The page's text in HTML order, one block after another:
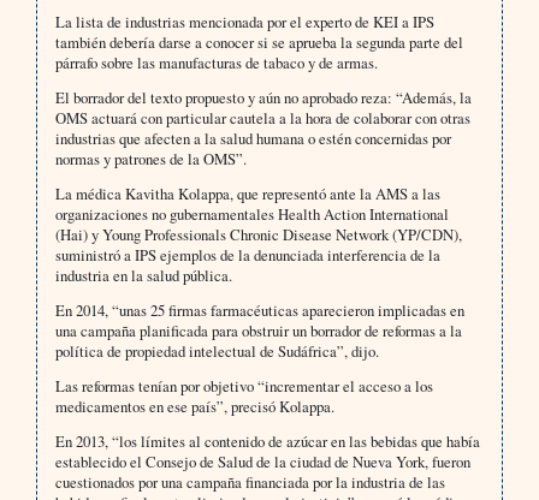
La lista de industrias mencionada por el experto de KEI a IPS
también debería darse a conocer si se aprueba la segunda parte del
párrafo sobre las manufacturas de tabaco y de armas.
El borrador del texto propuesto y aún no aprobado reza: “Además, la
OMS actuará con particular cautela a la hora de colaborar con otras
industrias que afecten a la salud humana o estén concernidas por
normas y patrones de la OMS”.
La médica Kavitha Kolappa, que representó ante la AMS a las
organizaciones no gubernamentales Health Action International
(Hai) y Young Professionals Chronic Disease Network (YP/CDN),
suministró a IPS ejemplos de la denunciada interferencia de la
industria en la salud pública.
En 2014, “unas 25 firmas farmacéuticas aparecieron implicadas en
una campaña planificada para obstruir un borrador de reformas a la
política de propiedad intelectual de Sudáfrica”, dijo.
Las reformas tenían por objetivo “incrementar el acceso a los
medicamentos en ese país”, precisó Kolappa.
En 2013, “los límites al contenido de azúcar en las bebidas que había
establecido el Consejo de Salud de la ciudad de Nueva York, fueron
cuestionados por una campaña financiada por la industria de las